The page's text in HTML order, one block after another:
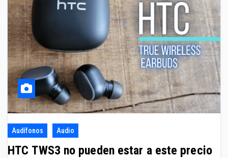
Audífonos Audio
HTC TWS3 no pueden estar a este precio